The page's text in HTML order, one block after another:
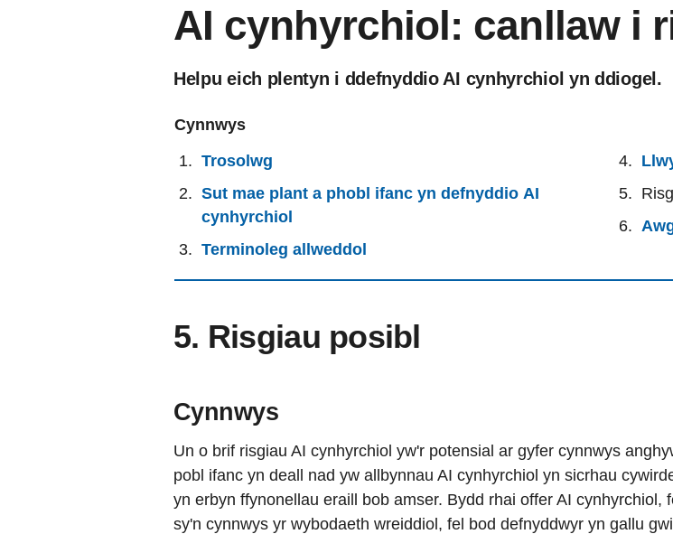
AI cynhyrchiol: canllaw i
Helpu eich plentyn i ddefnyddio AI cynhyrchiol yn ddiogel.
Cynnwys
Trosolwg
Sut mae plant a phobl ifanc yn defnyddio AI
cynhyrchiol
Terminoleg allweddol
5. Risgiau posibl
Cynnwys
Un o brif risgiau AI cynhyrchiol yw'r potensial ar gyfer cynnwys
pobl ifanc yn deall nad yw allbynnau AI cynhyrchiol yn sicrhau
yn erbyn ffynonellau eraill bob amser. Bydd rhai offer AI
sy'n cynnwys yr wybodaeth wreiddiol, fel bod defnyddwyr yn gallu